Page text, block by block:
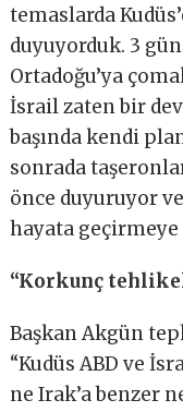
temaslarda
duyuyorduk. 3
Ortadoğu’ya
İsrail zaten bir
başında kendi
sonrada
önce duyuruyor
hayata geçirmeye
“Korkunç
Başkan Akgün
“Kudüs ABD ve
ne Irak’a benzer